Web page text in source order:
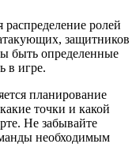
ролей
защитников
быть определенные
в игре.
планирование
точки и какой
Не забывайте
необходимым